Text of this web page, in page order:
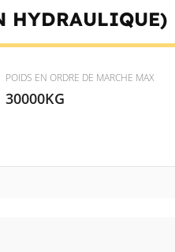
HYDRAULIQUE)
POIDS EN ORDRE DE MARCHE MAX
30000KG